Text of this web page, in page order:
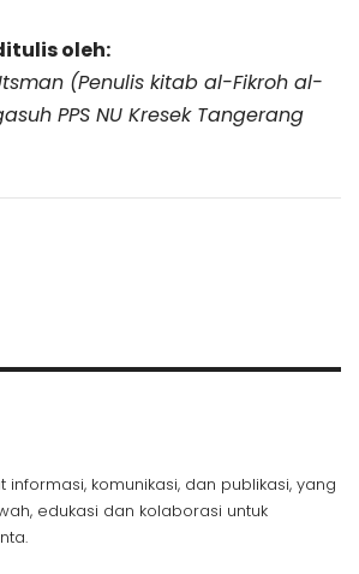
oleh:
(Penulis kitab al-Fikroh al-
PPS NU Kresek Tangerang
komunikasi, dan publikasi, yang
edukasi dan kolaborasi untuk